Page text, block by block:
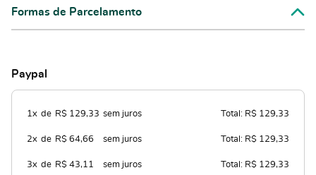
Formas de Parcelamento
Paypal
1x de R$ 129,33 sem juros Total: R$ 129,33
2x de R$ 64,66 sem juros Total: R$ 129,33
3x de R$ 43,11 sem juros Total: R$ 129,33